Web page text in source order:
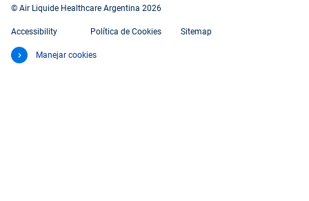
© Air Liquide Healthcare Argentina 2026
Accessibility Política de Cookies Sitemap
Manejar cookies